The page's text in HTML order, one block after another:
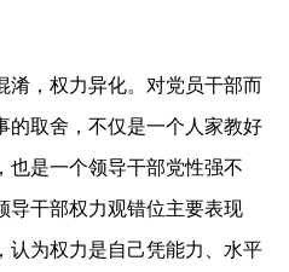
，权力异化。对党员干部而
的取舍，不仅是一个人家教好
也是一个领导干部党性强不
导干部权力观错位主要表现
认为权力是自己凭能力、水平